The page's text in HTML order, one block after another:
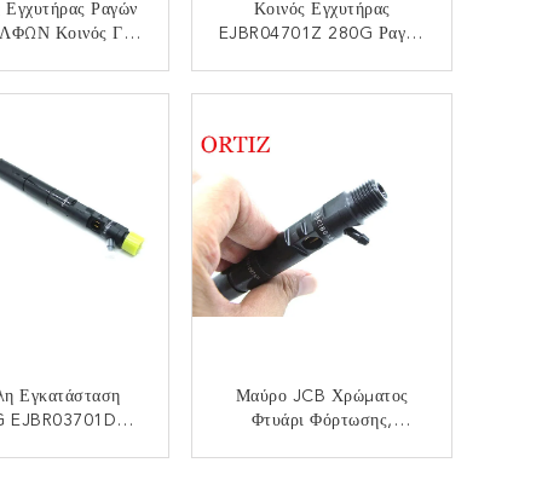
Εγχυτήρας Ραγών
Κοινός Για
Κοινός Εγχυτήρας
EJBR04701Z 280G Ραγών
ΕΠΙΚΟΙΝΩΝΉΣΤΕ
Εγκατάσταση
EJBR03701D
Μαύρο JCB Χρώματος
Φτυάρι Φόρτωσης,